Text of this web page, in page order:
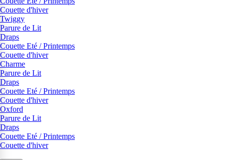
Couette d'hiver
Twiggy
Parure de Lit
Draps
Couette Eté / Printemps
Couette d'hiver
Charme
Parure de Lit
Draps
Couette Eté / Printemps
Couette d'hiver
Oxford
Parure de Lit
Draps
Couette Eté / Printemps
Couette d'hiver